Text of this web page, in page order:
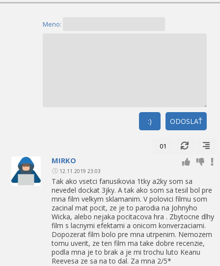
Meno:
ODOSLAŤ
:)
01
MIRKO
12.11.2019 23:03
Tak ako vsetci fanusikovia 1tky a2ky som sa
nevedel dockat 3jky. A tak ako som sa tesil bol pre
mna film velkym sklamanim. V polovici filmu som
zacinal mat pocit, ze je to parodia na Johnyho
Wicka, alebo nejaka pocitacova hra . Zbytocne dlhy
film s lacnymi efektami a onicom konverzaciami.
Dopozerat film bolo pre mna utrpenim. Nemozem
tomu uverit, ze ten film ma take dobre recenzie,
podla mna je to brak a je mi trochu luto Keanu
Reevesa ze sa na to dal. Za mna 2/5*